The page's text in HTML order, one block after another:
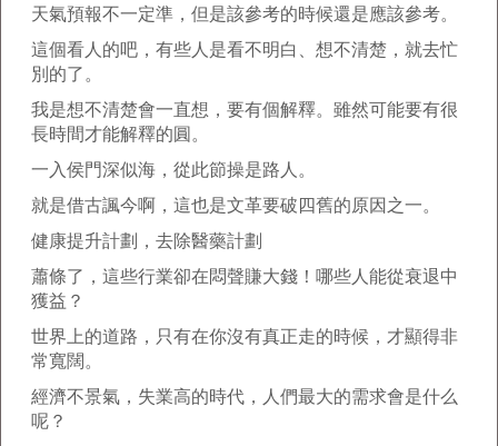
天氣預報不一定準，但是該參考的時候還是應該參考。
這個看人的吧，有些人是看不明白、想不清楚，就去忙
別的了。
我是想不清楚會一直想，要有個解釋。雖然可能要有很
長時間才能解釋的圓。
一入侯門深似海，從此節操是路人。
就是借古諷今啊，這也是文革要破四舊的原因之一。
健康提升計劃，去除醫藥計劃
蕭條了，這些行業卻在悶聲賺大錢！哪些人能從衰退中
獲益？
世界上的道路，只有在你沒有真正走的時候，才顯得非
常寬闊。
經濟不景氣，失業高的時代，人們最大的需求會是什么
呢？